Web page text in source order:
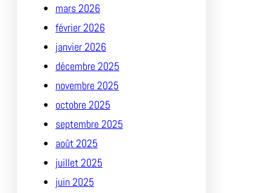
mars 2026
février 2026
janvier 2026
décembre 2025
novembre 2025
octobre 2025
septembre 2025
août 2025
juillet 2025
juin 2025